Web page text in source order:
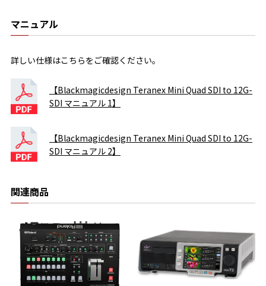
マニュアル
詳しい仕様はこちらをご確認ください。
【Blackmagicdesign Teranex Mini Quad SDI to 12G-
SDI マニュアル 1】
【Blackmagicdesign Teranex Mini Quad SDI to 12G-
SDI マニュアル 2】
関連商品